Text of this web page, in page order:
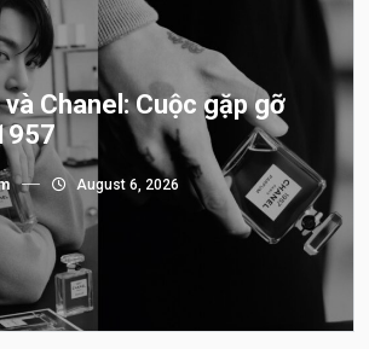
Chanel: Cuộc gặp gỡ
August 6, 2026